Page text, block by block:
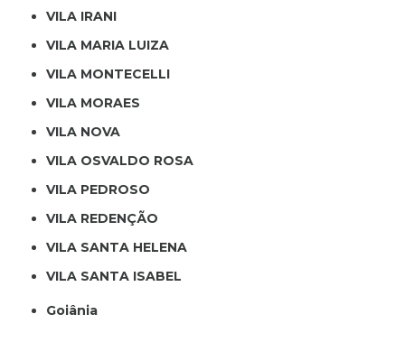
VILA IRANI
VILA MARIA LUIZA
VILA MONTECELLI
VILA MORAES
VILA NOVA
VILA OSVALDO ROSA
VILA PEDROSO
VILA REDENÇÃO
VILA SANTA HELENA
VILA SANTA ISABEL
Goiânia